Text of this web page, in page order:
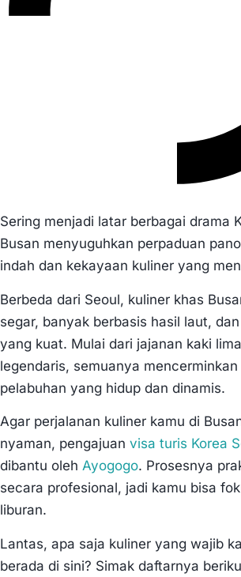
Sering menjadi latar berbagai drama
Busan menyuguhkan perpaduan
indah dan kekayaan kuliner yang
Berbeda dari Seoul, kuliner khas
segar, banyak berbasis hasil laut,
yang kuat. Mulai dari jajanan kaki
legendaris, semuanya
pelabuhan yang hidup dan dinamis.
Agar perjalanan kuliner kamu di
nyaman, pengajuan visa turis Korea
dibantu oleh Ayogogo. Prosesnya
secara profesional, jadi kamu bisa
liburan.
Lantas, apa saja kuliner yang wajib
berada di sini? Simak daftarnya